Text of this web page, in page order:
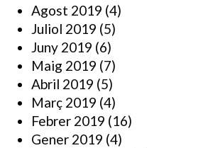
Agost 2019 (4)
Juliol 2019 (5)
Juny 2019 (6)
Maig 2019 (7)
Abril 2019 (5)
Març 2019 (4)
Febrer 2019 (16)
Gener 2019 (4)